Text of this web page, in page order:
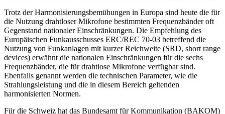
Trotz der Harmonisierungsbemühungen in Europa sind heute die für
die Nutzung drahtloser Mikrofone bestimmten Frequenzbänder oft
Gegenstand nationaler Einschränkungen. Die Empfehlung des
Europäischen Funkausschusses ERC/REC 70-03 betreffend die
Nutzung von Funkanlagen mit kurzer Reichweite (SRD, short range
devices) erwähnt die nationalen Einschränkungen für die sechs
Frequenzbänder, die für drahtlose Mikrofone verfügbar sind.
Ebenfalls genannt werden die technischen Parameter, wie die
Strahlungsleistung und die in diesem Bereich geltenden
harmonisierten Normen.
Für die Schweiz hat das Bundesamt für Kommunikation (BAKOM)